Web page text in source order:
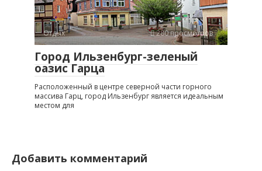
Отдых 280 просмотров
Город Ильзенбург-зеленый
оазис Гарца
Расположенный в центре северной части горного
массива Гарц, город Ильзенбург является идеальным
местом для
Добавить комментарий